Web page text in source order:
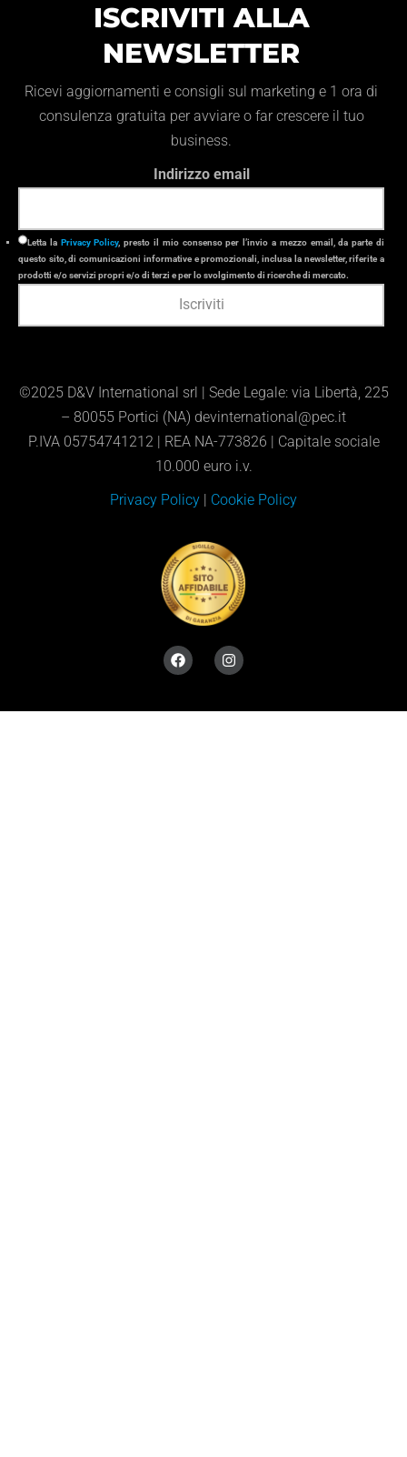
ISCRIVITI ALLA
NEWSLETTER
Ricevi aggiornamenti e consigli sul marketing e 1 ora di
consulenza gratuita per avviare o far crescere il tuo
business.
Indirizzo email
Letta la Privacy Policy, presto il mio consenso per l’invio a mezzo email, da parte di
questo sito, di comunicazioni informative e promozionali, inclusa la newsletter, riferite a
prodotti e/o servizi propri e/o di terzi e per lo svolgimento di ricerche di mercato.
©2025 D&V International srl | Sede Legale: via Libertà, 225
– 80055 Portici (NA) devinternational@pec.it
P.IVA 05754741212 | REA NA-773826 | Capitale sociale
10.000 euro i.v.
Privacy Policy Cookie Policy